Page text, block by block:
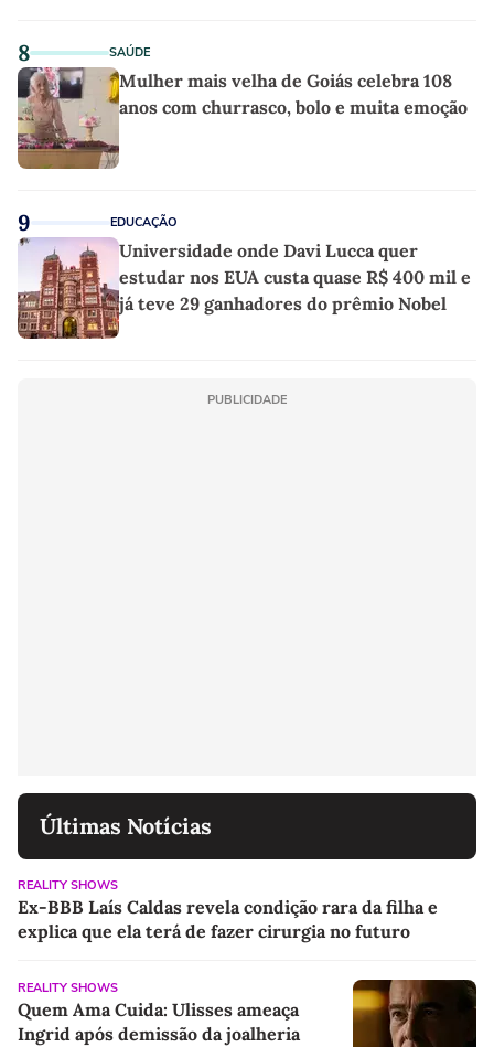
8 SAÚDE
Mulher mais velha de Goiás celebra 108
anos com churrasco, bolo e muita emoção
9 EDUCAÇÃO
Universidade onde Davi Lucca quer
estudar nos EUA custa quase R$ 400 mil e
já teve 29 ganhadores do prêmio Nobel
PUBLICIDADE
Últimas Notícias
REALITY SHOWS
Ex-BBB Laís Caldas revela condição rara da filha e
explica que ela terá de fazer cirurgia no futuro
REALITY SHOWS
Quem Ama Cuida: Ulisses ameaça
Ingrid após demissão da joalheria